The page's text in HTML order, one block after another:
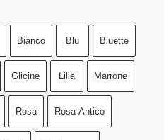
Bianco Blu Bluette
Glicine Lilla Marrone
Rosa Rosa Antico